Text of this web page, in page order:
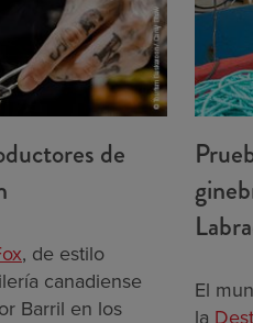
de
, de estilo
canadiense
Barril en los
El
la